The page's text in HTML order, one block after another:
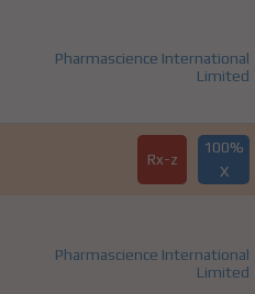
Pharmascience International
Limited
Rx-z
100%
X
Pharmascience International
Limited